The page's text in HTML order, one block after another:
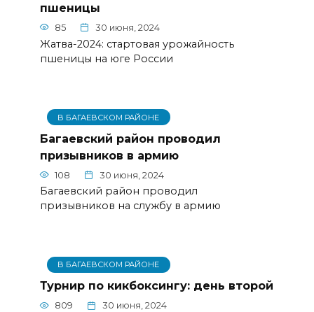
пшеницы
85 30 июня, 2024
Жатва-2024: стартовая урожайность
пшеницы на юге России
В БАГАЕВСКОМ РАЙОНЕ
Багаевский район проводил
призывников в армию
108 30 июня, 2024
Багаевский район проводил
призывников на службу в армию
В БАГАЕВСКОМ РАЙОНЕ
Турнир по кикбоксингу: день второй
809 30 июня, 2024